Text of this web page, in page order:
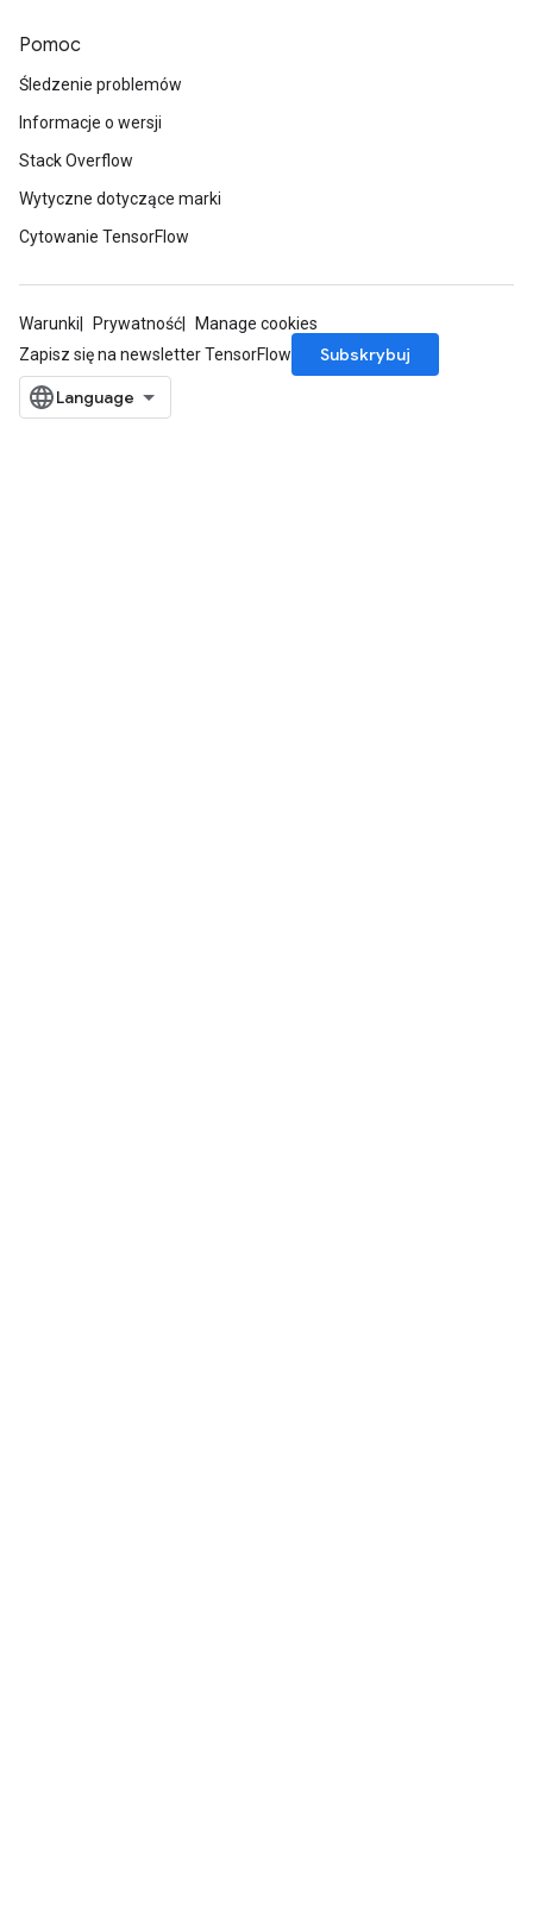
Pomoc
Śledzenie problemów
Informacje o wersji
Stack Overflow
Wytyczne dotyczące marki
Cytowanie TensorFlow
Warunki Prywatność
Manage cookies
Zapisz się na newsletter TensorFlow
Subskrybuj